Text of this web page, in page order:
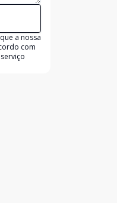
a nossa
com